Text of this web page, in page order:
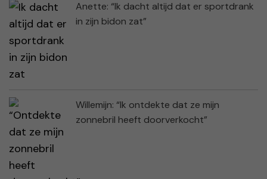
Anette: “Ik dacht altijd dat er sportdrank
in zijn bidon zat”
Willemijn: “Ik ontdekte dat ze mijn
zonnebril heeft doorverkocht”